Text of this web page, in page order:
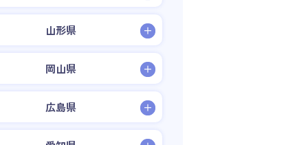
山形県
岡山県
広島県